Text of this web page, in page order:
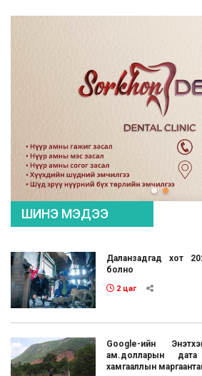
ШИНЭ МЭДЭЭ
Даланзадгад хот
болно
2 цаг
Google-ийн
ам.долларын дата
хамгааллын